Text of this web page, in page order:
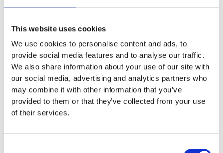
This website uses cookies
We use cookies to personalise content and ads, to
provide social media features and to analyse our traffic.
We also share information about your use of our site with
our social media, advertising and analytics partners who
may combine it with other information that you’ve
provided to them or that they’ve collected from your use
of their services.
Faktisk er rapskager inkluderet i 35 procent af foderet blandet
på kvægbedrifter til dyrene,“ bemærker han.
Vores seneste nyheder
Flere nyheder